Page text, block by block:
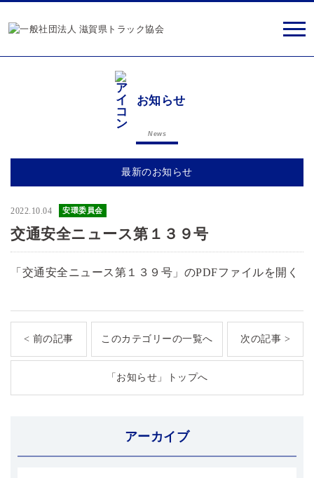
お知らせ
News
最新のお知らせ
2022.10.04 安環委員会
交通安全ニュース第１３９号
「交通安全ニュース第１３９号」のPDFファイルを開く
< 前の記事 このカテゴリーの一覧へ 次の記事 >
「お知らせ」トップへ
アーカイブ